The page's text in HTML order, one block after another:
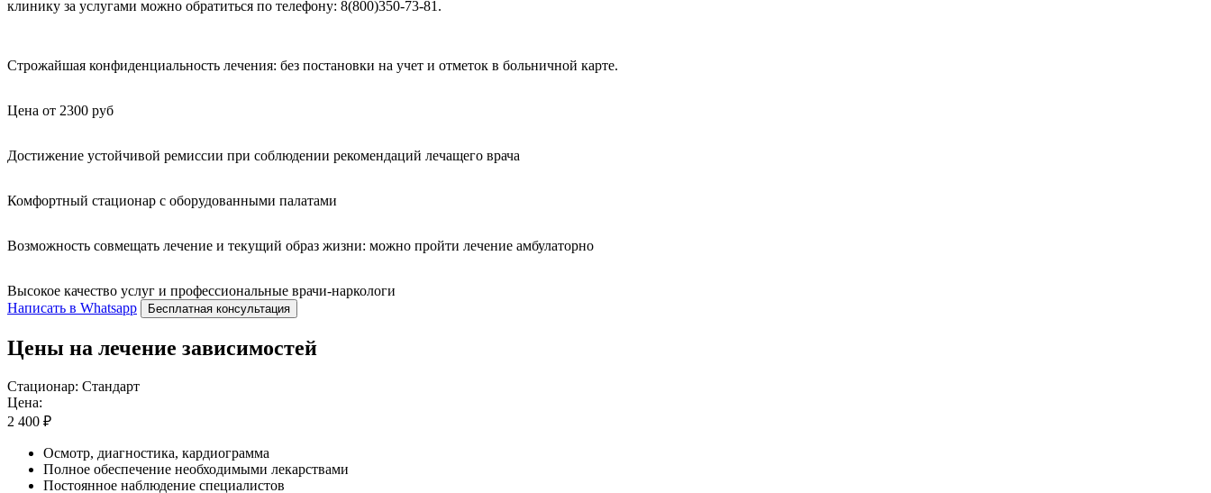
клинику за услугами можно обратиться по телефону: 8(800)350-73-81.
Строжайшая конфиденциальность лечения: без постановки на учет и отметок в больничной карте.
Цена от 2300 руб
Достижение устойчивой ремиссии при соблюдении рекомендаций лечащего врача
Комфортный стационар с оборудованными палатами
Возможность совмещать лечение и текущий образ жизни: можно пройти лечение амбулаторно
Высокое качество услуг и профессиональные врачи-наркологи
Написать в Whatsapp
Бесплатная консультация
Цены на лечение зависимостей
Стационар: Стандарт
Цена:
2 400 ₽
Осмотр, диагностика, кардиограмма
Полное обеспечение необходимыми лекарствами
Постоянное наблюдение специалистов